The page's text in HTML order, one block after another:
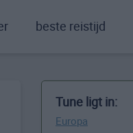
beste reistijd
Tune ligt in:
Europa